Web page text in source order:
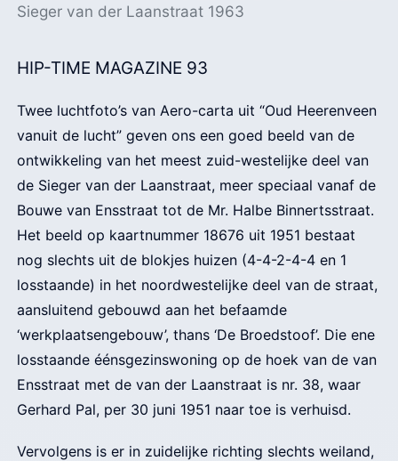
Sieger van der Laanstraat 1963
HIP-TIME MAGAZINE 93
Twee luchtfoto’s van Aero-carta uit “Oud Heerenveen
vanuit de lucht” geven ons een goed beeld van de
ontwikkeling van het meest zuid-westelijke deel van
de Sieger van der Laanstraat, meer speciaal vanaf de
Bouwe van Ensstraat tot de Mr. Halbe Binnertsstraat.
Het beeld op kaartnummer 18676 uit 1951 bestaat
nog slechts uit de blokjes huizen (4-4-2-4-4 en 1
losstaande) in het noordwestelijke deel van de straat,
aansluitend gebouwd aan het befaamde
‘werkplaatsengebouw’, thans ‘De Broedstoof’. Die ene
losstaande éénsgezinswoning op de hoek van de van
Ensstraat met de van der Laanstraat is nr. 38, waar
Gerhard Pal, per 30 juni 1951 naar toe is verhuisd.
Vervolgens is er in zuidelijke richting slechts weiland,